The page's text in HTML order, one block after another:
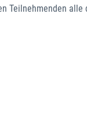
Teilnehmenden alle